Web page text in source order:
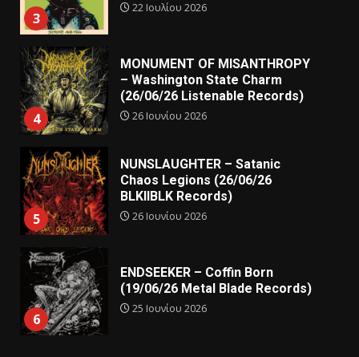
3
22 Ιουλίου 2026
4
MONUMENT OF MISANTHROPY
– Washington State Charm
(26/06/26 Listenable Records)
26 Ιουνίου 2026
5
NUNSLAUGHTER – Satanic
Chaos Legions (26/06/26
BLKIIBLK Records)
26 Ιουνίου 2026
6
ENDSEEKER – Coffin Born
(19/06/26 Metal Blade Records)
25 Ιουνίου 2026